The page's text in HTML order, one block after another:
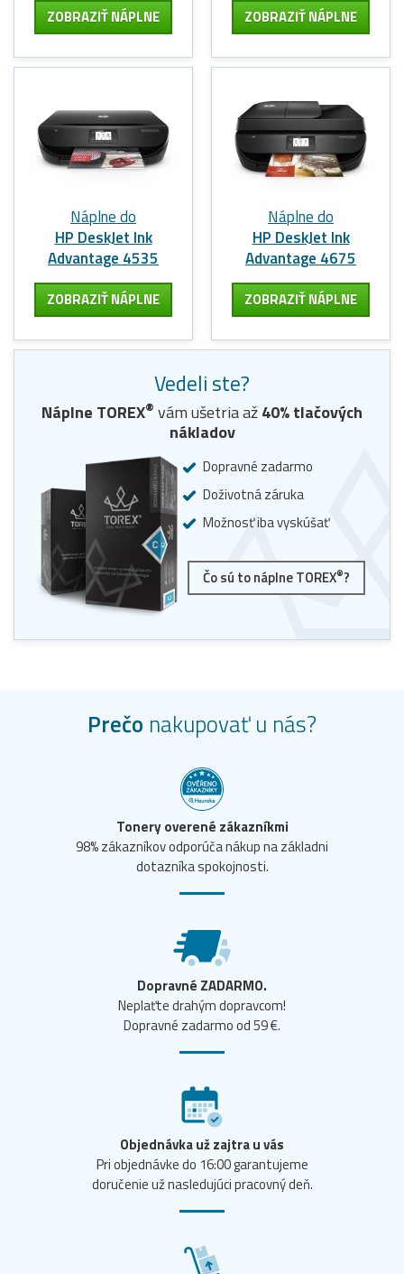
ZOBRAZIŤ NÁPLNE ZOBRAZIŤ NÁPLNE
Náplne do
HP DeskJet Ink
Advantage 4535
ZOBRAZIŤ NÁPLNE
Náplne do
HP DeskJet Ink
Advantage 4675
ZOBRAZIŤ NÁPLNE
Vedeli ste?
Náplne TOREX® vám ušetria až40% tlačových
nákladov
Dopravné zadarmo
Doživotná záruka
Možnosť iba vyskúšať
Čo sú to náplne TOREX®?
Prečo nakupovať u nás?
Tonery overené zákazníkmi
98% zákazníkov odporúča nákup na základni
dotazníka spokojnosti.
Dopravné ZADARMO.
Neplaťte drahým dopravcom!
Dopravné zadarmo od 59 €.
Objednávka už zajtra u vás
Pri objednávke do 16:00 garantujeme
doručenie už nasledujúci pracovný deň.